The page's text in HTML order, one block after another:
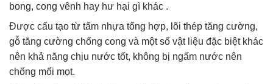
bong, cong vênh hay hư hại gì khác .
Được cấu tạo từ tấm nhựa tổng hợp, lõi thép tăng cường,
gỗ tăng cường chống cong và một số vật liệu đặc biệt khác
nên khả năng chịu nước tốt, không bị ngấm nước nên
chống mối mọt.